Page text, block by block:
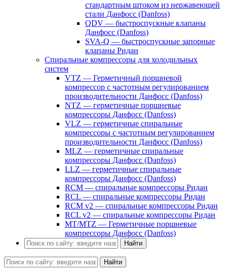
стандартным штоком из нержавеющей
стали Данфосс (Danfoss)
QDV — быстроспускные клапаны
Данфосс (Danfoss)
SVA-Q — быстроспускные запорные
клапаны Ридан
Спиральные компрессоры для холодильных
систем
VTZ — Герметичный поршневой
компрессор с частотным регулированием
производительности Данфосс (Danfoss)
NTZ — герметичные поршневые
компрессоры Данфосс (Danfoss)
VLZ — герметичные спиральные
компрессоры с частотным регулированием
производительности Данфосс (Danfoss)
MLZ — герметичные спиральные
компрессоры Данфосс (Danfoss)
LLZ — герметичные спиральные
компрессоры Данфосс (Danfoss)
RCM — спиральные компрессоры Ридан
RCL — спиральные компрессоры Ридан
RCM v2 — спиральные компрессоры Ридан
RCL v2 — спиральные компрессоры Ридан
MT/MTZ — Герметичные поршневые
компрессоры Данфосс (Danfoss)
Найти
Найти